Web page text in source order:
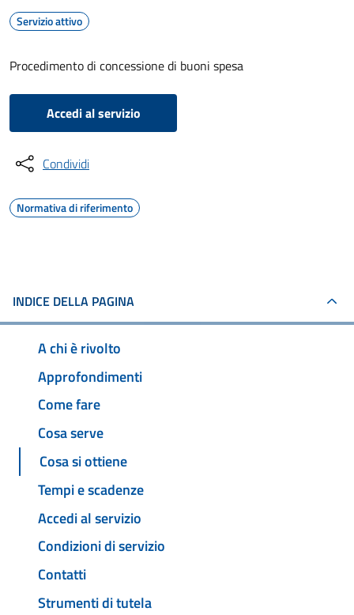
Servizio attivo
Procedimento di concessione di buoni spesa
Accedi al servizio
Condividi
Normativa di riferimento
INDICE DELLA PAGINA
A chi è rivolto
Approfondimenti
Come fare
Cosa serve
Cosa si ottiene
Tempi e scadenze
Accedi al servizio
Condizioni di servizio
Contatti
Strumenti di tutela